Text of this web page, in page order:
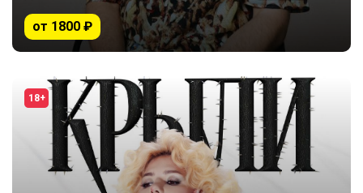
от 1800 ₽
18+